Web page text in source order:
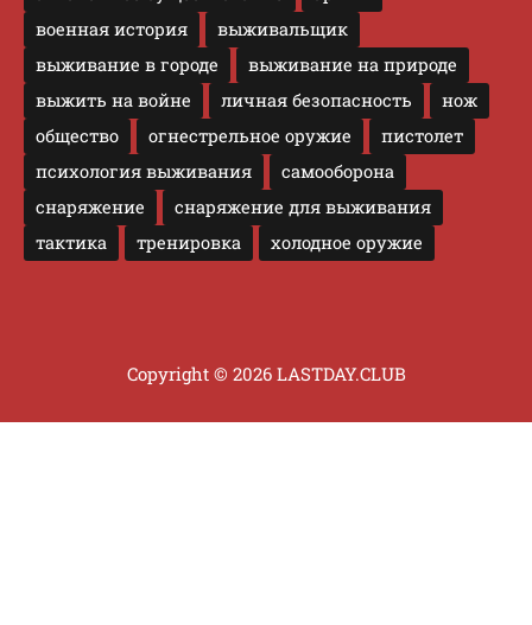
военная история
выживальщик
выживание в городе
выживание на природе
выжить на войне
личная безопасность
нож
общество
огнестрельное оружие
пистолет
психология выживания
самооборона
снаряжение
снаряжение для выживания
тактика
тренировка холодное оружие
Copyright © 2026 LASTDAY.CLUB